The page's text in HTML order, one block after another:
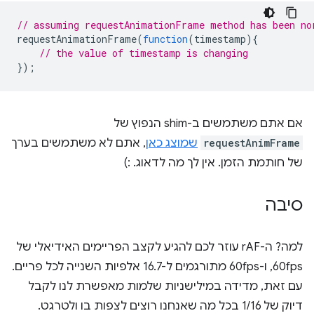
// assuming requestAnimationFrame method has
requestAnimationFrame(function(timestamp){
// the value of timestamp is changing
});
אם אתם משתמשים ב-shim הנפוץ של
requestAnimFrame שמוצג כאן, אתם לא משתמשים בערך
של חותמת הזמן. אין לך מה לדאוג. :)
סיבה
למה? ה-rAF עוזר לכם להגיע לקצב הפריימים האידיאלי של
60fps, ו-60fps מתורגמים ל-16.7 אלפיות השנייה לכל פריים.
עם זאת, מדידה במילישניות שלמות מאפשרת לנו לקבל
דיוק של 1/16 בכל מה שאנחנו רוצים לצפות בו ולטרגט.